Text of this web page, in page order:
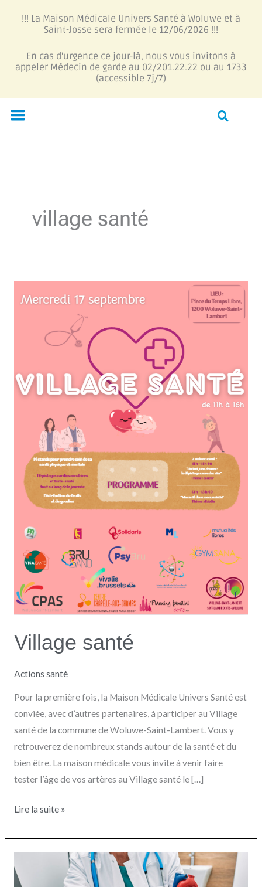
!!! La Maison Médicale Univers Santé à Woluwe et à
Saint-Josse sera fermée le 12/06/2026 !!!
En cas d'urgence ce jour-là, nous vous invitons à
appeler Médecin de garde au 02/201.22.22 ou au 1733
(accessible 7j/7)
Menu
village santé
Village santé
Actions santé
Pour la première fois, la Maison Médicale Univers Santé est
conviée, avec d’autres partenaires, à participer au Village
santé de la commune de Woluwe-Saint-Lambert. Vous y
retrouverez de nombreux stands autour de la santé et du
bien être. La maison médicale vous invite à venir faire
tester l’âge de vos artères au Village santé le […]
santé
Lire la suite »
de